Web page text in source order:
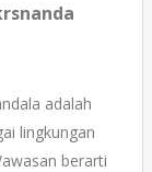
adalah
lingkungan
berarti